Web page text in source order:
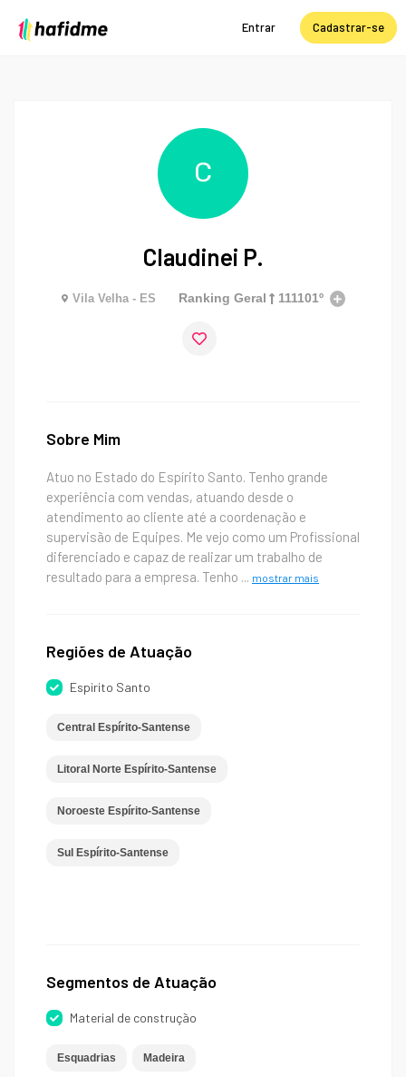
Entrar Cadastrar-se
C
Claudinei P.
Vila Velha - ES Ranking Geral 111101º
Sobre Mim
Atuo no Estado do Espírito Santo. Tenho grande
experiência com vendas, atuando desde o
atendimento ao cliente até a coordenação e
supervisão de Equipes. Me vejo como um Profissional
diferenciado e capaz de realizar um trabalho de
resultado para a empresa. Tenho ... mostrar mais
Regiões de Atuação
Espirito Santo
Central Espírito-Santense
Litoral Norte Espírito-Santense
Noroeste Espírito-Santense
Sul Espírito-Santense
Segmentos de Atuação
Material de construção
Esquadrias Madeira